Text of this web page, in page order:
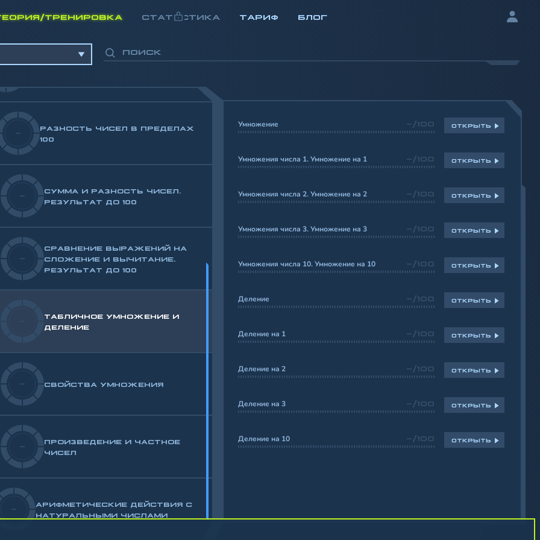
ТРЕНИРОВКА СТАТИСТИКА ТАРИФ БЛОГ
РЕЗУЛЬТАТ ДО 20
-
РАЗНОСТЬ ЧИСЕЛ В ПРЕДЕЛАХ
100
-
СУММА И РАЗНОСТЬ ЧИСЕЛ.
РЕЗУЛЬТАТ ДО 100
-
СРАВНЕНИЕ ВЫРАЖЕНИЙ НА
СЛОЖЕНИЕ И ВЫЧИТАНИЕ.
РЕЗУЛЬТАТ ДО 100
ТАБЛИЧНОЕ УМНОЖЕНИЕ И
ДЕЛЕНИЕ
- СВОЙСТВА УМНОЖЕНИЯ
-
ПРОИЗВЕДЕНИЕ И ЧАСТНОЕ
ЧИСЕЛ
-
АРИФМЕТИЧЕСКИЕ ДЕЙСТВИЯ С
НАТУРАЛЬНЫМИ ЧИСЛАМИ
Умножение -/100 ОТКРЫТЬ
Умножения числа 1. Умножение на 1 -/100 ОТКРЫТЬ
Умножения числа 2. Умножение на 2 -/100 ОТКРЫТЬ
Умножения числа 3. Умножение на 3 -/100 ОТКРЫТЬ
Умножения числа 10. Умножение на 10 -/100 ОТКРЫТЬ
Деление -/100 ОТКРЫТЬ
Деление на 1 -/100 ОТКРЫТЬ
Деление на 2 -/100 ОТКРЫТЬ
Деление на 3 -/100 ОТКРЫТЬ
Деление на 10 -/100 ОТКРЫТЬ
до 100